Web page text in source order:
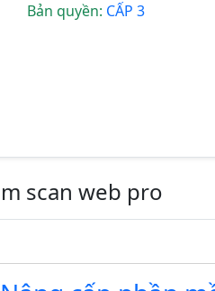
Bản quyền: CẤP 3
scan web pro